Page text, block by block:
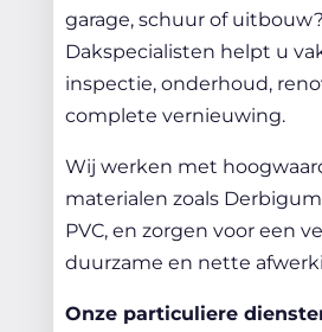
garage, schuur of
Dakspecialisten helpt u
inspectie, onderhoud,
complete vernieuwing.
Wij werken met
materialen zoals
PVC, en zorgen voor een
duurzame en nette
Onze particuliere